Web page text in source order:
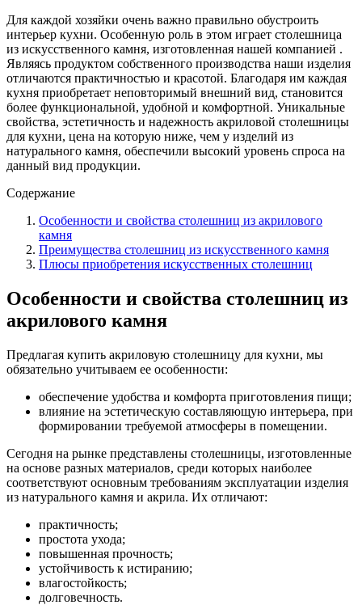
Для каждой хозяйки очень важно правильно обустроить
интерьер кухни. Особенную роль в этом играет столешница
из искусственного камня, изготовленная нашей компанией .
Являясь продуктом собственного производства наши изделия
отличаются практичностью и красотой. Благодаря им каждая
кухня приобретает неповторимый внешний вид, становится
более функциональной, удобной и комфортной. Уникальные
свойства, эстетичность и надежность акриловой столешницы
для кухни, цена на которую ниже, чем у изделий из
натурального камня, обеспечили высокий уровень спроса на
данный вид продукции.
Содержание
Особенности и свойства столешниц из акрилового
камня
Преимущества столешниц из искусственного камня
Плюсы приобретения искусственных столешниц
Особенности и свойства столешниц из
акрилового камня
Предлагая купить акриловую столешницу для кухни, мы
обязательно учитываем ее особенности:
обеспечение удобства и комфорта приготовления пищи;
влияние на эстетическую составляющую интерьера, при
формировании требуемой атмосферы в помещении.
Сегодня на рынке представлены столешницы, изготовленные
на основе разных материалов, среди которых наиболее
соответствуют основным требованиям эксплуатации изделия
из натурального камня и акрила. Их отличают:
практичность;
простота ухода;
повышенная прочность;
устойчивость к истиранию;
влагостойкость;
долговечность.